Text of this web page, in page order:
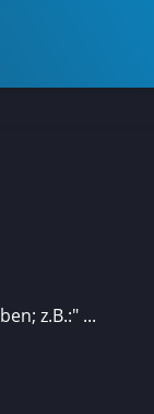
z.B.:" ...